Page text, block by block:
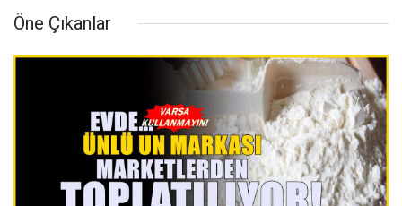
Öne Çıkanlar